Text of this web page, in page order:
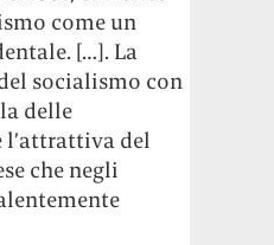
come un
[…]. La
socialismo con
delle
l’attrattiva del
che negli